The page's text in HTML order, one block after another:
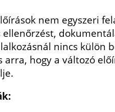
nem egyszeri
nincs külön
arra, hogy a változó